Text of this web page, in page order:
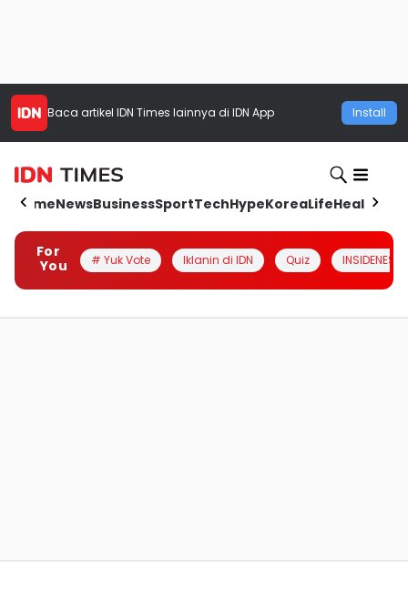
Baca artikel IDN Times lainnya di IDN App Install
HomeNewsBusinessSportTechHypeKoreaLifeHealth
For
You
# Yuk Vote Iklanin di IDN Quiz INSIDENESIA